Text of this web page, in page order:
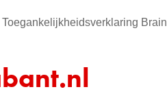
Toegankelijkheidsverklaring